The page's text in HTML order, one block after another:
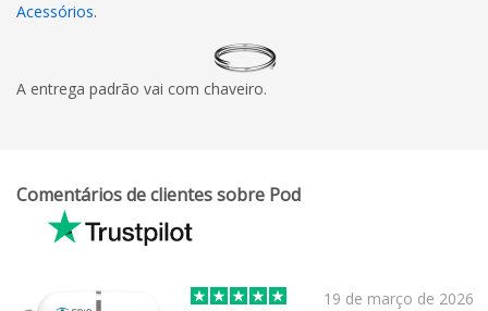
Acessórios.
A entrega padrão vai com chaveiro.
Comentários de clientes sobre Pod
19 de março de 2026